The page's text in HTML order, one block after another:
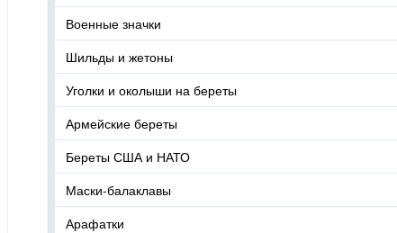
Военные значки
Шильды и жетоны
Уголки и околыши на береты
Армейские береты
Береты США и НАТО
Маски-балаклавы
Арафатки